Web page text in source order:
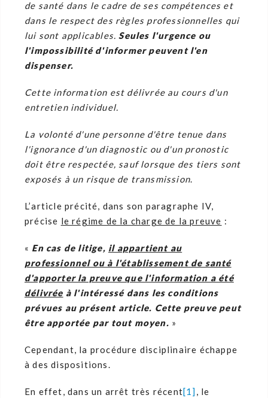
de santé dans le cadre de ses compétences et
dans le respect des règles professionnelles qui
lui sont applicables.Seules l'urgence ou
l'impossibilité d'informer peuvent l'en
dispenser.
Cette information est délivrée au cours d'un
entretien individuel.
La volonté d'une personne d'être tenue dans
l'ignorance d'un diagnostic ou d'un pronostic
doit être respectée, sauf lorsque des tiers sont
exposés à un risque de transmission.
L’article précité, dans son paragraphe IV,
précise le régime de la charge de la preuve :
« En cas de litige, il appartient au
professionnel ou à l'établissement de santé
d'apporter la preuve que l'information a été
délivrée à l'intéressé dans les conditions
prévues au présent article. Cette preuve peut
être apportée par tout moyen. »
Cependant, la procédure disciplinaire échappe
à des dispositions.
En effet, dans un arrêt très récent[1], le